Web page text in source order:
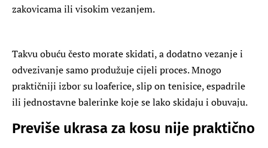
zakovicama ili visokim vezanjem.
Takvu obuću često morate skidati, a dodatno vezanje i
odvezivanje samo produžuje cijeli proces. Mnogo
praktičniji izbor su loaferice, slip on tenisice, espadrile
ili jednostavne balerinke koje se lako skidaju i obuvaju.
Previše ukrasa za kosu nije praktično